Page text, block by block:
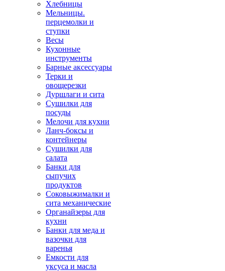
Хлебницы
Мельницы.
перцемолки и
ступки
Весы
Кухонные
инструменты
Барные аксессуары
Терки и
овощерезки
Дуршлаги и сита
Сушилки для
посуды
Мелочи для кухни
Ланч-боксы и
контейнеры
Сушилки для
салата
Банки для
сыпучих
продуктов
Соковыжималки и
сита механические
Органайзеры для
кухни
Банки для меда и
вазочки для
варенья
Емкости для
уксуса и масла